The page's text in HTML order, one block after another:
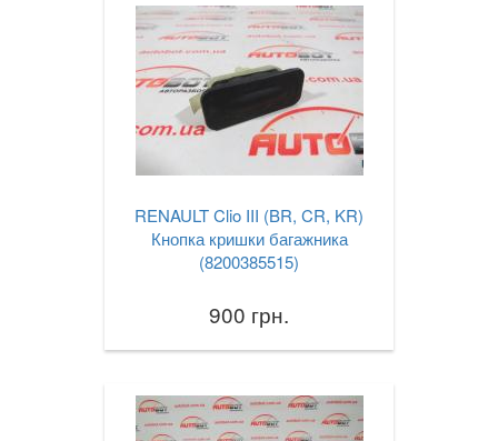
RENAULT Clio III (BR, CR, KR)
Кнопка кришки багажника
(8200385515)
900 грн.